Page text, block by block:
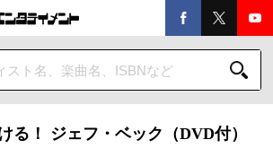
る！ ジェフ・ベック（DVD付）